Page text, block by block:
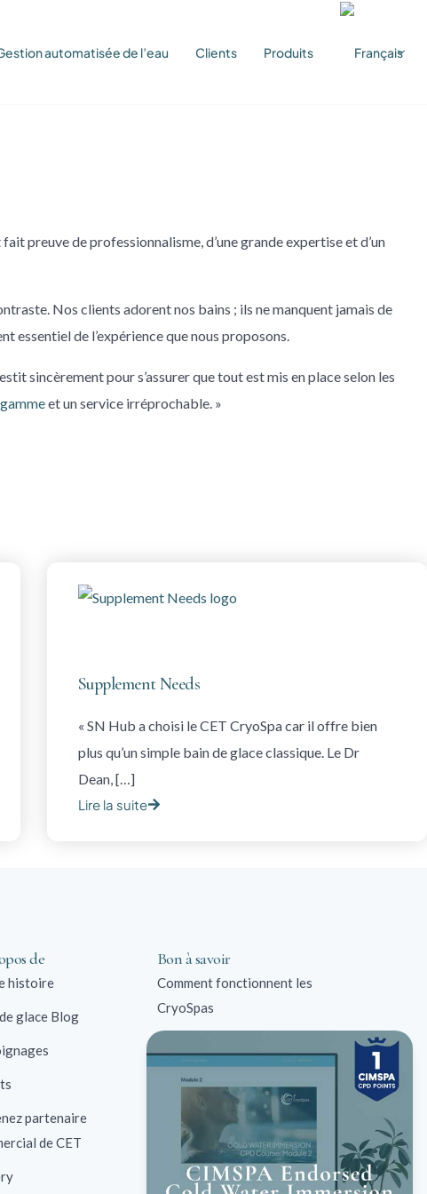
automatisée de l’eau Clients Produits
preuve de professionnalisme, d’une grande expertise et d’un
Nos clients adorent nos bains ; ils ne manquent jamais de
de l’expérience que nous proposons.
sincèrement pour s’assurer que tout est mis en place selon les
et un service irréprochable. »
Supplement Needs
« SN Hub a choisi le CET CryoSpa car il offre bien
plus qu’un simple bain de glace classique. Le Dr
Dean, […]
Lire la suite
de
histoire
glace Blog
partenaire
de CET
Bon à savoir
Comment fonctionnent les
CryoSpas
Solutions commerciales
Contre-indications
Études de cas sur les bains
de glace